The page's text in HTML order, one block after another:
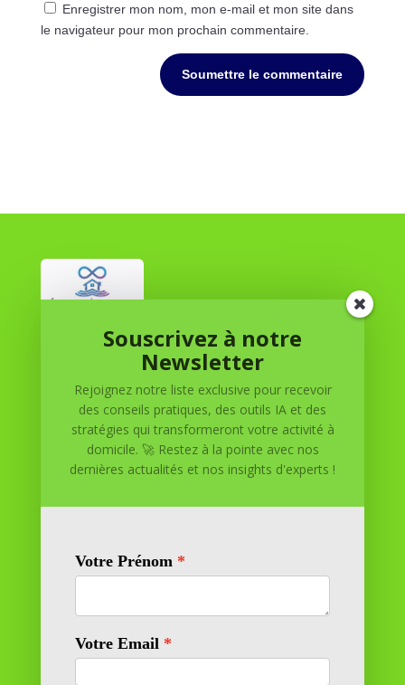
Enregistrer mon nom, mon e-mail et mon site dans
le navigateur pour mon prochain commentaire.
Soumettre le commentaire
Réussite à Domicile
Réussite à Domicile est votre partenaire de confiance
pour atteindre vos objectifs depuis le confort de votre
maison. Nous offrons des solutions personnalisées pour
vous aider à réussir.
11 rue Richelieu
69100 VILLEURBANNE
Souscrivez à notre
Newsletter
Rejoignez notre liste exclusive pour recevoir
des conseils pratiques, des outils IA et des
stratégies qui transformeront votre activité à
domicile. 🚀 Restez à la pointe avec nos
dernières actualités et nos insights d'experts !